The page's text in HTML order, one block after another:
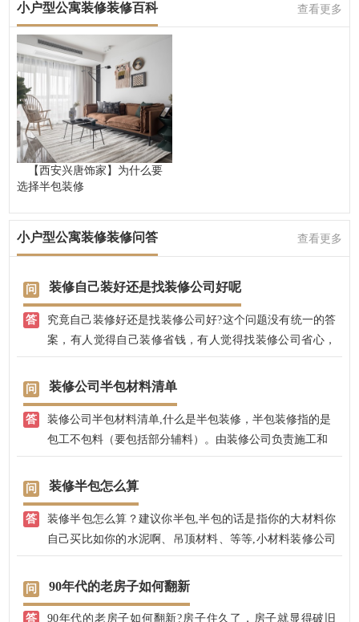
小户型公寓装修装修百科 查看更多
【西安兴唐饰家】为什么要
选择半包装修
小户型公寓装修装修问答 查看更多
装修自己装好还是找装修公司好呢
究竟自己装修好还是找装修公司好?这个问题没有统一的答
案，有人觉得自己装修省钱，有人觉得找装修公司省心，
质量有保障，说法不一，各有道理。
装修公司半包材料清单
装修公司半包材料清单,什么是半包装修，半包装修指的是
包工不包料（要包括部分辅料）。由装修公司负责施工和
辅料的采购，如沙子、钉子、水泥等；主要的家装材料是
由业主自己亲自采购，如地板、洁具、瓷砖、地砖、涂
部分室内结构改造(如拆墙或新建墙)；2.水电改造施工(给
排水设计安装、电路设计安装、洁具安装等)；3.所以的泥
水施工(回填、地面找平、防水处理、贴墙砖和地砖等)；4.
部分木作施工(吊顶、造型制作及部分现场制作的家具等)；
装修半包怎么算
装修半包怎么算？建议你半包,半包的话是指你的大材料你
自己买比如你的水泥啊、吊顶材料、等等,小材料装修公司
提供,比如一些丁子之类的小东西,具体还得看你是怎么跟装
修公司怎么签合同,这些你都可以跟装修公司商量。全包,一
还是挺大的,现在装修一半都是半包,建议楼主钱不多就半包
90年代的老房子如何翻新
90年代的老房子如何翻新?房子住久了，房子就显得破旧